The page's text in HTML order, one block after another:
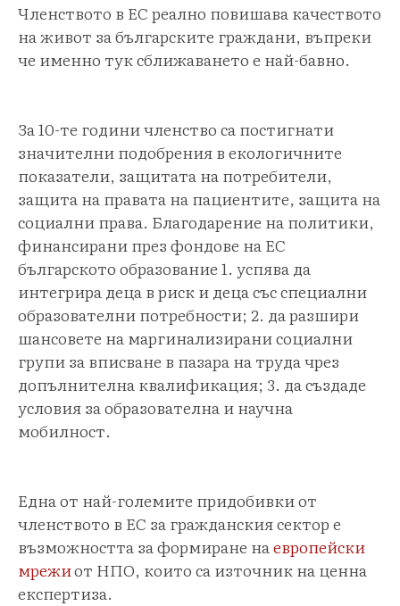
Членството в ЕС реално повишава качеството
на живот за българските граждани, въпреки
че именно тук сближаването е най-бавно.
За 10-те години членство са постигнати
значителни подобрения в екологичните
показатели, защитата на потребители,
защита на правата на пациентите, защита на
социални права. Благодарение на политики,
финансирани през фондове на ЕС
българското образование 1. успява да
интегрира деца в риск и деца със специални
образователни потребности; 2. да разшири
шансовете на маргинализирани социални
групи за вписване в пазара на труда чрез
допълнителна квалификация; 3. да създаде
условия за образователна и научна
мобилност.
Една от най-големите придобивки от
членството в ЕС за гражданския сектор е
възможността за формиране наевропейски
мрежиот НПО, които са източник на ценна
експертиза.